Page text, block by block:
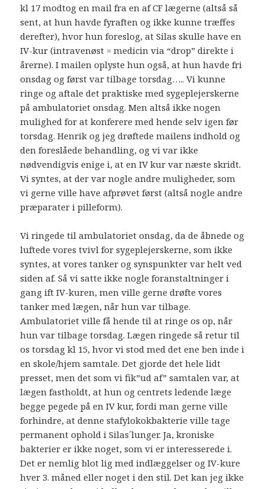
kl 17 modtog en mail fra en af CF lægerne (altså så
sent, at hun havde fyraften og ikke kunne træffes
derefter), hvor hun foreslog, at Silas skulle have en
IV-kur (intravenøst = medicin via “drop” direkte i
årerne). I mailen oplyste hun også, at hun havde fri
onsdag og først var tilbage torsdag….. Vi kunne
ringe og aftale det praktiske med sygeplejerskerne
på ambulatoriet onsdag. Men altså ikke nogen
mulighed for at konferere med hende selv igen før
torsdag. Henrik og jeg drøftede mailens indhold og
den foreslåede behandling, og vi var ikke
nødvendigvis enige i, at en IV kur var næste skridt.
Vi syntes, at der var nogle andre muligheder, som
vi gerne ville have afprøvet først (altså nogle andre
præparater i pilleform).
Vi ringede til ambulatoriet onsdag, da de åbnede og
luftede vores tvivl for sygeplejerskerne, som ikke
syntes, at vores tanker og synspunkter var helt ved
siden af. Så vi satte ikke nogle foranstaltninger i
gang ift IV-kuren, men ville gerne drøfte vores
tanker med lægen, når hun var tilbage.
Ambulatoriet ville få hende til at ringe os op, når
hun var tilbage torsdag. Lægen ringede så retur til
os torsdag kl 15, hvor vi stod med det ene ben inde i
en skole/hjem samtale. Det gjorde det hele lidt
presset, men det som vi fik”ud af” samtalen var, at
lægen fastholdt, at hun og centrets ledende læge
begge pegede på en IV kur, fordi man gerne ville
forhindre, at denne stafylokokbakterie ville tage
permanent ophold i Silas´lunger. Ja, kroniske
bakterier er ikke noget, som vi er interesserede i.
Det er nemlig blot lig med indlæggelser og IV-kure
hver 3. måned eller noget i den stil. Det kan jeg ikke